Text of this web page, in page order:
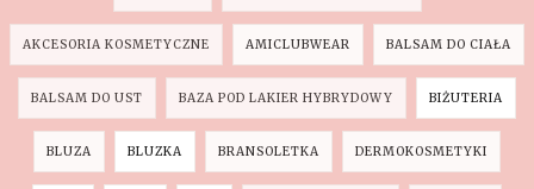
AKCESORIA KOSMETYCZNE AMICLUBWEAR BALSAM DO CIAŁA
BALSAM DO UST BAZA POD LAKIER HYBRYDOWY BIŻUTERIA
BLUZA BLUZKA BRANSOLETKA DERMOKOSMETYKI